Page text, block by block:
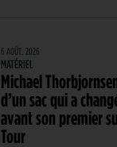
6 AOÛT. 2026
MATÉRIEL
Michael
d’un sac qui a
avant son premier
Tour